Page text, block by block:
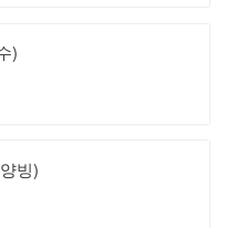
)
빙)